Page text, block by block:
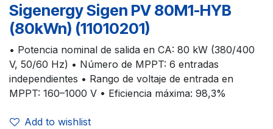
Sigenergy Sigen PV 80M1-HYB
(80kWn) (11010201)
• Potencia nominal de salida en CA: 80 kW (380/400
V, 50/60 Hz) • Número de MPPT: 6 entradas
independientes • Rango de voltaje de entrada en
MPPT: 160–1000 V • Eficiencia máxima: 98,3%
Add to wishlist